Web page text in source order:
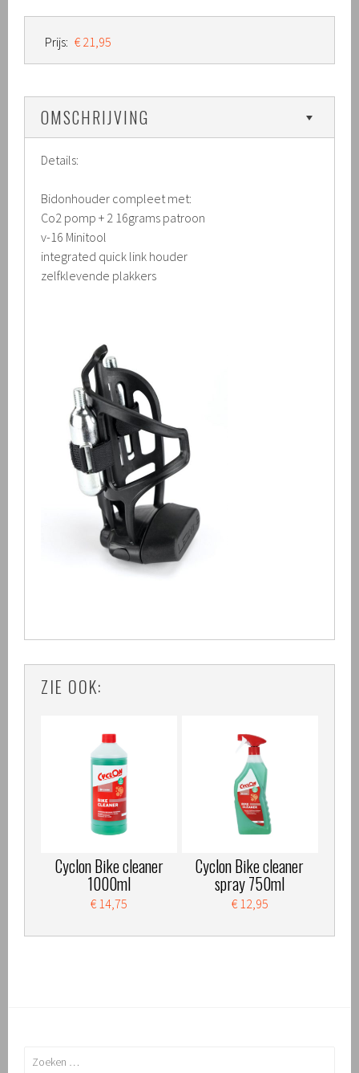
Prijs: € 21,95
OMSCHRIJVING
Details:
Bidonhouder compleet met:
Co2 pomp + 2 16grams patroon
v-16 Minitool
integrated quick link houder
zelfklevende plakkers
ZIE OOK:
Cyclon Bike cleaner
1000ml
€ 14,75
Cyclon Bike cleaner
spray 750ml
€ 12,95
Zoeken